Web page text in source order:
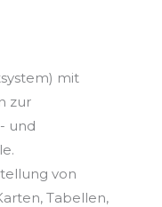
mit
zur
und
von
Tabellen,